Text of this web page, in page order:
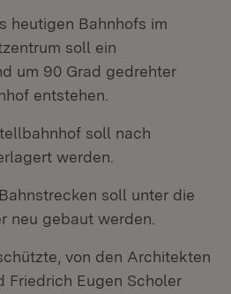
heutigen Bahnhofs im
soll ein
um 90 Grad gedrehter
entstehen.
soll nach
werden.
soll unter die
neu gebaut werden.
von den Architekten
Friedrich Eugen Scholer